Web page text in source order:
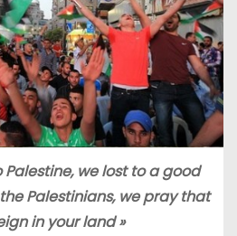
we lost to a good
Palestinians, we pray that
in your land »